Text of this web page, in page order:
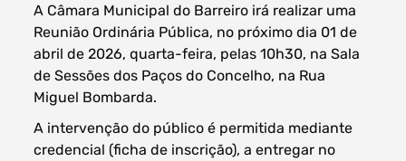
Filtros dos meses
data
procurar
A Câmara Municipal do Barreiro irá realizar uma
Reunião Ordinária Pública, no próximo dia 01 de
abril de 2026, quarta-feira, pelas 10h30, na Sala
de Sessões dos Paços do Concelho, na Rua
Miguel Bombarda.
A intervenção do público é permitida mediante
credencial (ficha de inscrição), a entregar no